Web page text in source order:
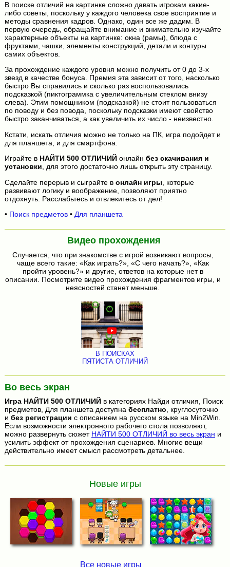
В поиске отличий на картинке сложно давать игрокам какие-
либо советы, поскольку у каждого человека свое восприятие и
методы сравнения кадров. Однако, один все же дадим. В
первую очередь, обращайте внимание и внимательно изучайте
характерные объекты на картинке: окна (рамы), блюда с
фруктами, чашки, элементы конструкций, детали и контуры
самих объектов.
За прохождение каждого уровня можно получить от 0 до 3-х
звезд в качестве бонуса. Премия эта зависит от того, насколько
быстро Вы справились и сколько раз воспользовались
подсказкой (пиктограммка с увеличительным стеклом внизу
слева). Этим помощником (подсказкой) не стоит пользоваться
по поводу и без повода, поскольку подсказки имеют свойство
быстро заканчиваться, а как увеличить их число - неизвестно.
Кстати, искать отличия можно не только на ПК, игра подойдет и
для планшета, и для смартфона.
Играйте в НАЙТИ 500 ОТЛИЧИЙонлайн без скачивания и
установки, для этого достаточно лишь открыть эту страницу.
Сделайте перерыв и сыграйте в онлайн игры , которые
развивают логику и воображение, позволяют приятно
отдохнуть. Расслабьтесь и отвлекитесь от дел!
• Поиск предметов• Для планшета
Видео прохождения
Случается, что при знакомстве с игрой возникают вопросы,
чаще всего такие: «Как играть?», «С чего начать?», «Как
пройти уровень?» и другие, ответов на которые нет в
описании. Посмотрите видео прохождения фрагментов игры, и
неясностей станет меньше.
В ПОИСКАХ
ПЯТИСТА ОТЛИЧИЙ
Во весь экран
Игра НАЙТИ 500 ОТЛИЧИЙв категориях Найди отличия, Поиск
предметов, Для планшета доступна бесплатно , круглосуточно
и без регистрации с описанием на русском языке на Min2Win.
Если возможности электронного рабочего стола позволяют,
можно развернуть сюжет НАЙТИ 500 ОТЛИЧИЙ во весь экран и
усилить эффект от прохождения сценариев. Многие вещи
действительно имеет смысл рассмотреть детальнее.
Новые игры
Все новые игры